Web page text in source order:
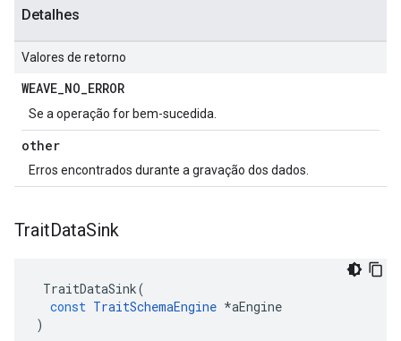
Detalhes
Valores de retorno
WEAVE_NO_ERROR
Se a operação for bem-sucedida.
other
Erros encontrados durante a gravação dos dados.
TraitDataSink
TraitDataSink(
const TraitSchemaEngine *aEngine
)